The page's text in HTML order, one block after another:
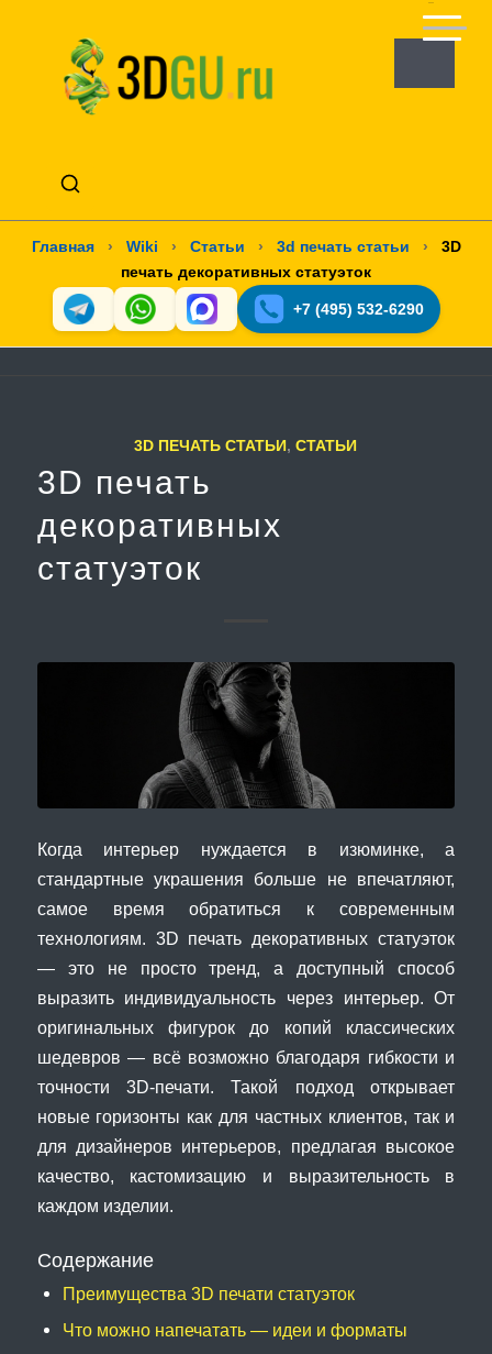
Главная › Wiki › Статьи › 3d печать статьи ›
3D
печать декоративных статуэток
+7 (495) 532-6290
3D ПЕЧАТЬ СТАТЬИ,СТАТЬИ
3D печать
декоративных
статуэток
Когда интерьер нуждается в изюминке, а
стандартные украшения больше не впечатляют,
самое время обратиться к современным
технологиям. 3D печать декоративных статуэток
— это не просто тренд, а доступный способ
выразить индивидуальность через интерьер. От
оригинальных фигурок до копий классических
шедевров — всё возможно благодаря гибкости и
точности 3D-печати. Такой подход открывает
новые горизонты как для частных клиентов, так и
для дизайнеров интерьеров, предлагая высокое
качество, кастомизацию и выразительность в
каждом изделии.
Содержание
Преимущества 3D печати статуэток
Что можно напечатать — идеи и форматы